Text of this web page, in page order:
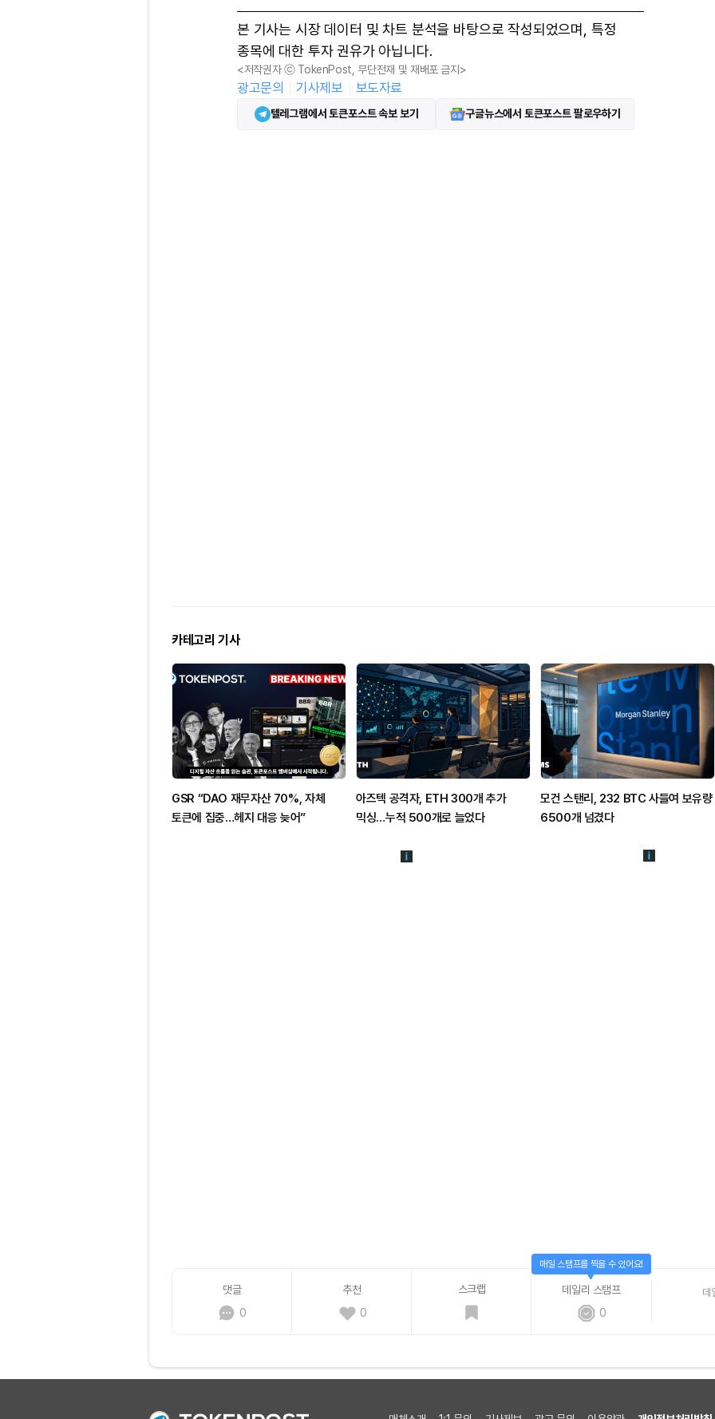
본 기사는 시장 데이터 및 차트 분석을 바탕으로 작성되었으며, 특정
종목에 대한 투자 권유가 아닙니다.
<저작권자 ⓒ TokenPost, 무단전재 및 재배포 금지>
광고문의 기사제보 보도자료
텔레그램에서 토큰포스트 속보 보기 구글뉴스에서 토큰포스트 팔로우하기
카테고리 기사
GSR “DAO 재무자산 70%, 자체
토큰에 집중…헤지 대응 늦어”
아즈텍 공격자, ETH 300개 추가
믹싱…누적 500개로 늘었다
모건 스탠리, 232 BTC 사들여 보유량
6500개 넘겼다
댓글
0
추천
0
스크랩
데일리 스탬프
0
매일 스탬프를 찍을 수 있어요!
데